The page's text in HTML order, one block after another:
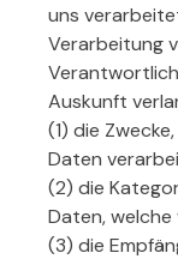
uns
Verarbeitung
Auskunft
(1) die
Daten
(2) die
Daten,
(3) die